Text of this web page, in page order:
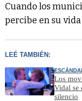
Cuando los
percibe en su
LEÉ TAMBIÉN:
Los
Vidal se
silencio